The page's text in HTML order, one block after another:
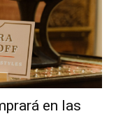
en las